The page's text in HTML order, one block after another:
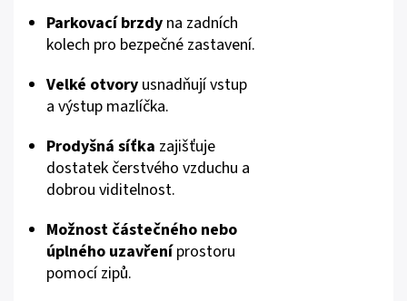
Parkovací brzdy na zadních
kolech pro bezpečné zastavení.
Velké otvory usnadňují vstup
a výstup mazlíčka.
Prodyšná síťka zajišťuje
dostatek čerstvého vzduchu a
dobrou viditelnost.
Možnost částečného nebo
úplného uzavřeníprostoru
pomocí zipů.